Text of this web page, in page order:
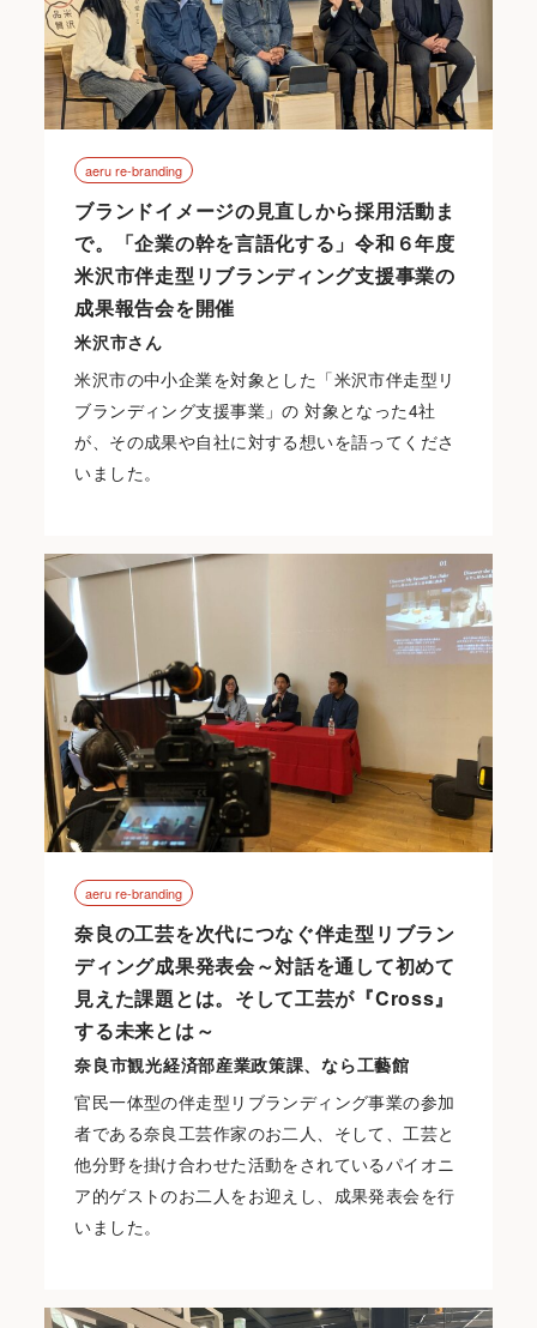
aeru re-branding
ブランドイメージの見直しから採用活動ま
で。「企業の幹を言語化する」令和６年度
米沢市伴走型リブランディング支援事業の
成果報告会を開催
米沢市さん
米沢市の中小企業を対象とした「米沢市伴走型リ
ブランディング支援事業」の 対象となった4社
が、その成果や自社に対する想いを語ってくださ
いました。
aeru re-branding
奈良の工芸を次代につなぐ伴走型リブラン
ディング成果発表会～対話を通して初めて
見えた課題とは。そして工芸が『Cross』
する未来とは～
奈良市観光経済部産業政策課、なら工藝館
官民一体型の伴走型リブランディング事業の参加
者である奈良工芸作家のお二人、そして、工芸と
他分野を掛け合わせた活動をされているパイオニ
ア的ゲストのお二人をお迎えし、成果発表会を行
いました。